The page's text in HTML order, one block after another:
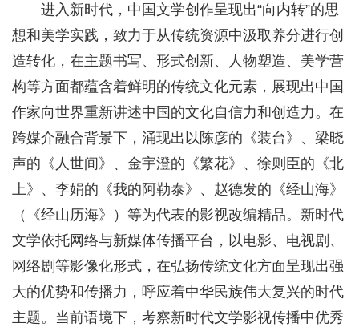
进入新时代，中国文学创作呈现出“向内转”的思
想和美学实践，致力于从传统资源中汲取养分进行创
造转化，在主题书写、形式创新、人物塑造、美学营
构等方面都蕴含着鲜明的传统文化元素，展现出中国
作家向世界重新讲述中国的文化自信力和创造力。在
跨媒介融合背景下，涌现出以陈彦的《装台》、梁晓
声的《人世间》、金宇澄的《繁花》、徐则臣的《北
上》、李娟的《我的阿勒泰》、赵德发的《经山海》
（《经山历海》）等为代表的影视改编精品。新时代
文学依托网络与新媒体传播平台，以电影、电视剧、
网络剧等影像化形式，在弘扬传统文化方面呈现出强
大的优势和传播力，呼应着中华民族伟大复兴的时代
主题。当前语境下，考察新时代文学影视传播中优秀